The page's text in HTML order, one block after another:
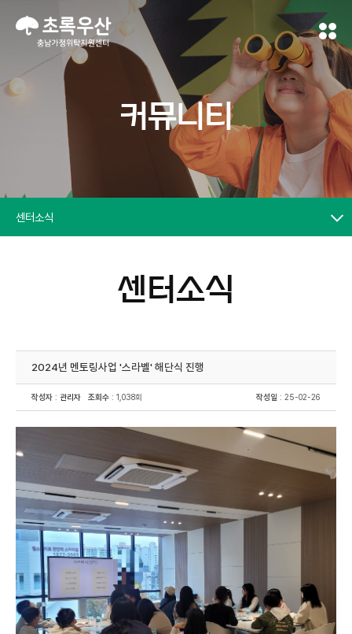
커뮤니티
센터소식
센터소식
2024년 멘토링사업 '스라벨' 해단식 진행
작성자 : 관리자 조회수 : 1,038회 작성일 : 25-02-26